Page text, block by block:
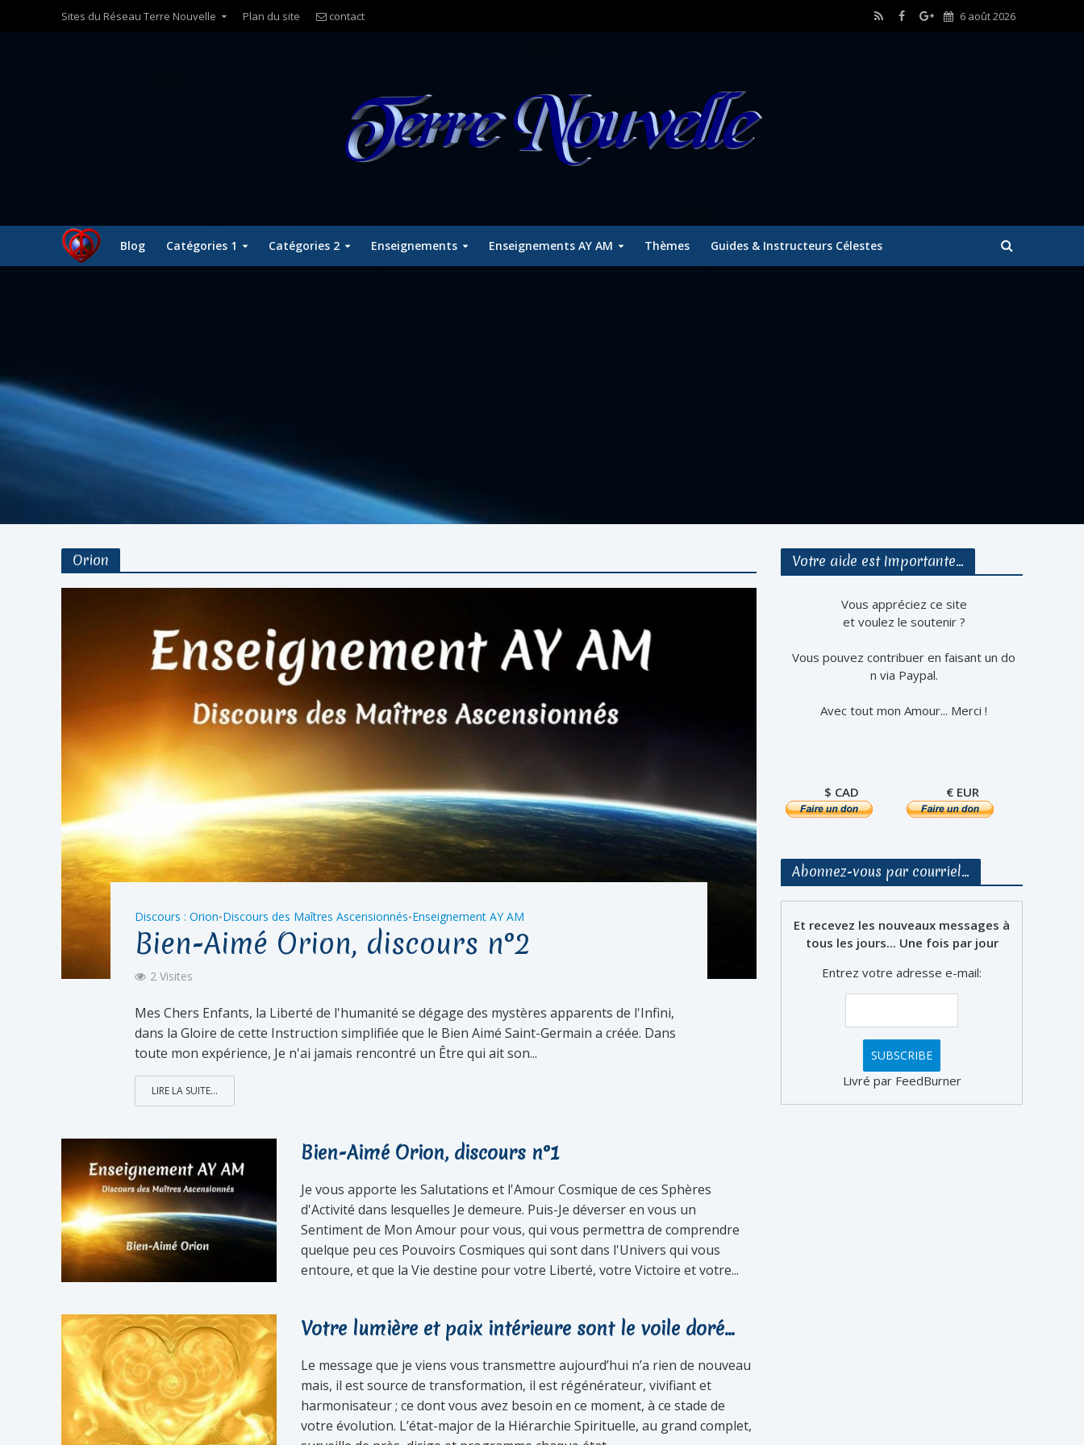
Sites du Réseau Terre Nouvelle Plan du site contact 6 août 2026
Blog Catégories 1 Catégories 2 Enseignements Enseignements AY AM Thèmes Guides & Instructeurs Célestes
Orion
Discours : Orion•Discours des Maîtres Ascensionnés•Enseignement AY AM
Bien-Aimé Orion, discours n°2
2 Visites
Mes Chers Enfants, la Liberté de l'humanité se dégage des mystères apparents de l'Infini,
dans la Gloire de cette Instruction simplifiée que le Bien Aimé Saint-Germain a créée. Dans
toute mon expérience, Je n'ai jamais rencontré un Être qui ait son...
LIRE LA SUITE...
Bien-Aimé Orion, discours n°1
Je vous apporte les Salutations et l'Amour Cosmique de ces Sphères
d'Activité dans lesquelles Je demeure. Puis-Je déverser en vous un
Sentiment de Mon Amour pour vous, qui vous permettra de comprendre
quelque peu ces Pouvoirs Cosmiques qui sont dans l'Univers qui vous
entoure, et que la Vie destine pour votre Liberté, votre Victoire et votre...
Votre lumière et paix intérieure sont le voile doré…
Le message que je viens vous transmettre aujourd’hui n’a rien de nouveau
mais, il est source de transformation, il est régénérateur, vivifiant et
harmonisateur ; ce dont vous avez besoin en ce moment, à ce stade de
votre évolution. L’état-major de la Hiérarchie Spirituelle, au grand complet,
Votre aide est Importante…
Vous appréciez ce site
et voulez le soutenir ?
Vous pouvez contribuer en faisant un do
n via Paypal.
Avec tout mon Amour... Merci !
$ CAD € EUR
Abonnez-vous par courriel…
Et recevez les nouveaux messages à
tous les jours... Une fois par jour
Entrez votre adresse e-mail:
Livré par FeedBurner